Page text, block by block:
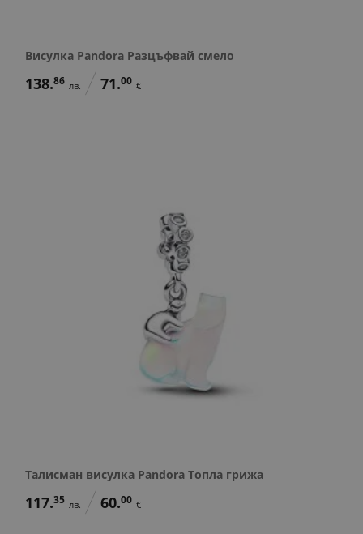
Висулка Pandora Разцъфвай смело
138.86 лв. 71.00 €
Талисман висулка Pandora Топла грижа
117.35 лв. 60.00 €